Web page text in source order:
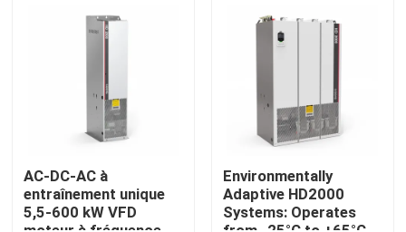
À la maison
AC-DC-AC à
entraînement unique
5,5-600 kW VFD
Environmentally
Adaptive HD2000
Systems: Operates